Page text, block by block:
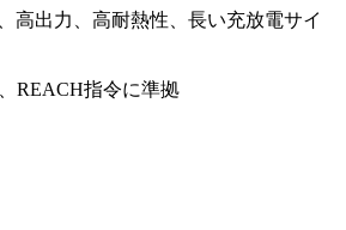
高出力、高耐熱性、長い充放電サイ
REACH指令に準拠